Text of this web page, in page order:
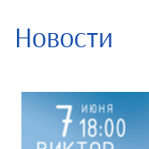
Новости